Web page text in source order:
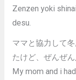
Zenzen yoki
desu.
ママと協力して
たけど、ぜんぜん
My mom and i